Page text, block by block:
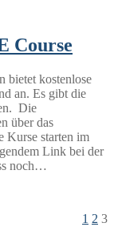
Course
bietet kostenlose
an. Es gibt die
Die
über das
Kurse starten im
Link bei der
noch…
1 2 3